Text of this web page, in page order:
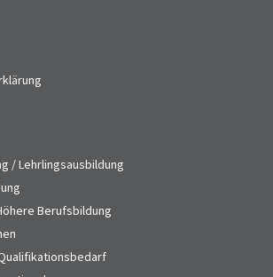
/ Lehrlingsausbildung
Berufsbildung